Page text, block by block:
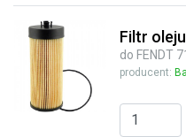
Filtr
do FENDT
producent: